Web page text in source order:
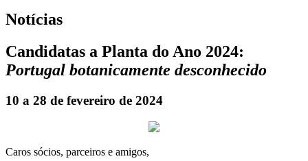
Notícias
Candidatas a Planta do Ano 2024:
Portugal botanicamente desconhecido
10 a 28 de fevereiro de 2024
Caros sócios, parceiros e amigos,